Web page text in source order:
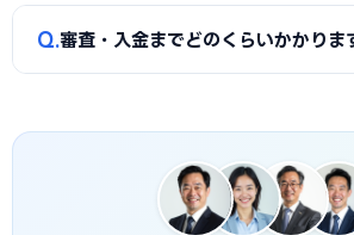
川市の地域特性や自社の強みを盛り込ん
価されます。申請代行はこの作り込みを専
A
補助金は原則「後払い（精算払い）」
Q 審査・入金までどのくらいかかりま
決定・事業実施・実績報告を経て入金さ
入金まで半年〜1年程度かかるのが一般的
の補助金は予算上限に達し次第終了する
めの相談・申請が有利です。